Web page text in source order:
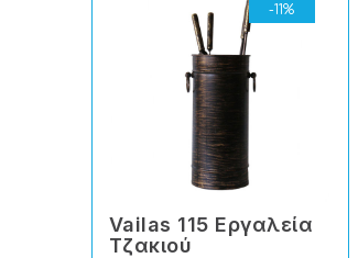
-11%
Vailas 115 Εργαλεία
Tζακιού